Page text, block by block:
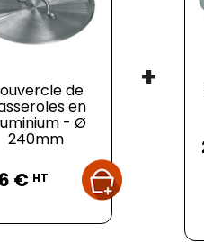
de
en
- Ø
240mm
€ HT
+